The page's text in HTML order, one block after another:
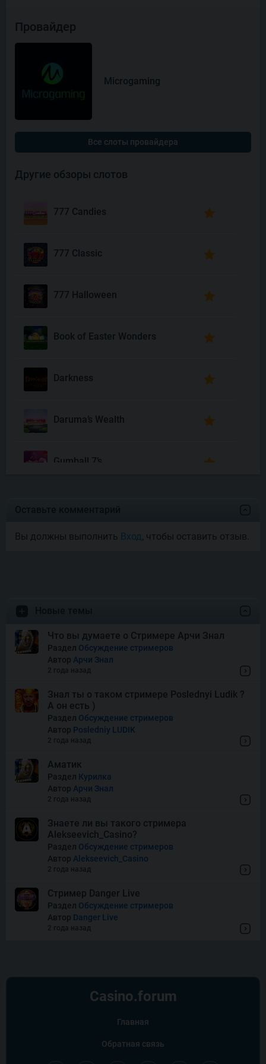
Провайдер
Microgaming
Все слоты провайдера
Другие обзоры слотов
777 Candies
777 Classic
777 Halloween
Book of Easter Wonders
Darkness
Daruma’s Wealth
Gumball 7’s
Money Mariachi Infinity
Snake’s Gold Dream Drop
Squish
Thor of Asgard
Wishes
Вы должны выполнить Вход, чтобы оставить отзыв.
Что вы думаете о Стримере Арчи Знал
Раздел Обсуждение стримеров
Автор Арчи Знал
2 года назад
Знал ты о таком стримере Poslednyi Ludik ?
А он есть )
Раздел Обсуждение стримеров
Автор Posledniy LUDIK
2 года назад
Аматик
Раздел Курилка
Автор Арчи Знал
2 года назад
Знаете ли вы такого стримера
Alekseevich_Casino?
Раздел Обсуждение стримеров
Автор Alekseevich_Casino
2 года назад
Стример Danger Live
Раздел Обсуждение стримеров
Автор Danger Live
2 года назад
Casino.forum
Главная
Обратная связь